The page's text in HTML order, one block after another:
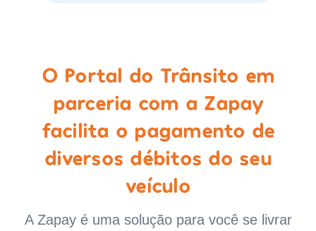
O Portal do Trânsito em
parceria com a Zapay
facilita o pagamento de
diversos débitos do seu
veículo
A Zapay é uma solução para você se livrar